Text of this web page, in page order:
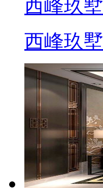
西峰玖墅
西峰玖墅